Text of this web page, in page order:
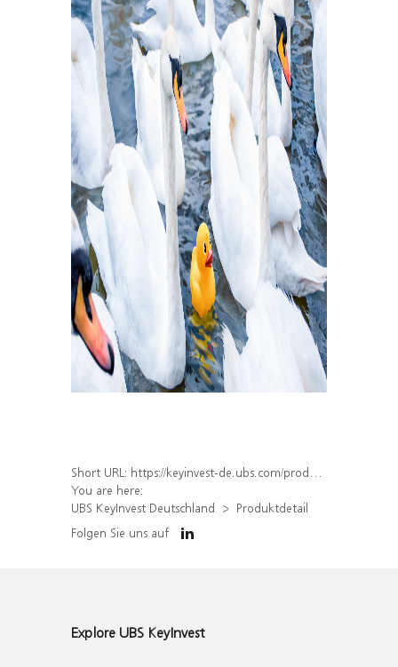
Short URL: https://keyinvest-de.ubs.com/produkt/detail/index/isin/DE000WA8WU58
You are here:
UBS KeyInvest Deutschland
Produktdetail
Folgen Sie uns auf
Explore UBS KeyInvest